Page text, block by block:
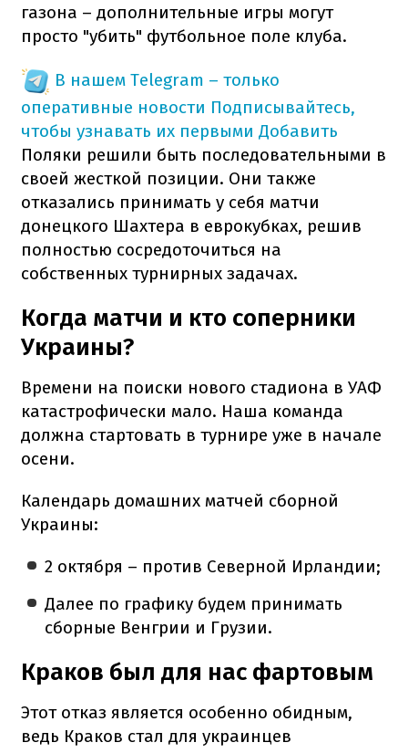
газона – дополнительные игры могут
просто "убить" футбольное поле клуба.
В нашем Telegram – только
оперативные новости Подписывайтесь,
чтобы узнавать их первыми Добавить
Поляки решили быть последовательными в
своей жесткой позиции. Они также
отказались принимать у себя матчи
донецкого Шахтера в еврокубках, решив
полностью сосредоточиться на
собственных турнирных задачах.
Когда матчи и кто соперники
Украины?
Времени на поиски нового стадиона в УАФ
катастрофически мало. Наша команда
должна стартовать в турнире уже в начале
осени.
Календарь домашних матчей сборной
Украины:
2 октября – против Северной Ирландии;
Далее по графику будем принимать
сборные Венгрии и Грузии.
Краков был для нас фартовым
Этот отказ является особенно обидным,
ведь Краков стал для украинцев